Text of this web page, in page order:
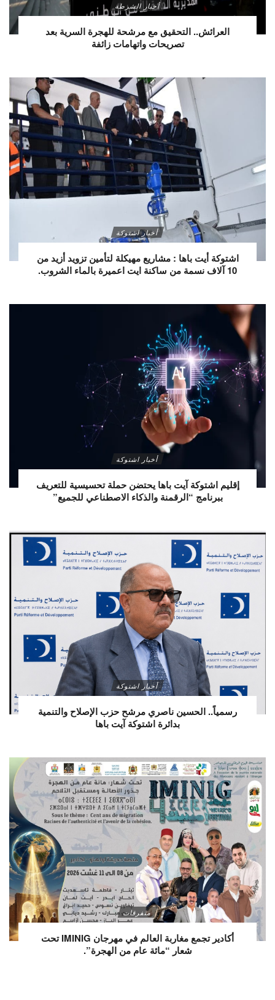
أخبار الشرطة
العرائش.. التحقيق مع مرشحة للهجرة السرية بعد
تصريحات واتهامات زائفة
أخبار اشتوكة
اشتوكة أيت باها : مشاريع مهيكلة لتأمين تزويد أزيد من
10 آلاف نسمة من ساكنة ايت اعميرة بالماء الشروب.
أخبار اشتوكة
إقليم اشتوكة آيت باها يحتضن حملة تحسيسية للتعريف
ببرنامج “الرقمنة والذكاء الاصطناعي للجميع”
أخبار اشتوكة
رسمياً.. الحسين ناصري مرشح حزب الإصلاح والتنمية
بدائرة اشتوكة آيت باها
متفرقات
أكادير تجمع مغاربة العالم في مهرجان IMINIG تحت
شعار “مائة عام من الهجرة”.